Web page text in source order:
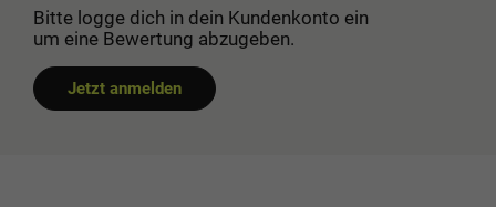
Bitte logge dich in dein Kundenkonto ein
um eine Bewertung abzugeben.
Jetzt anmelden